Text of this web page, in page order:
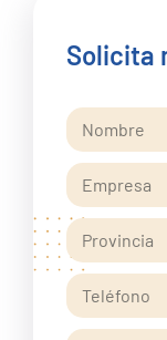
Solicita